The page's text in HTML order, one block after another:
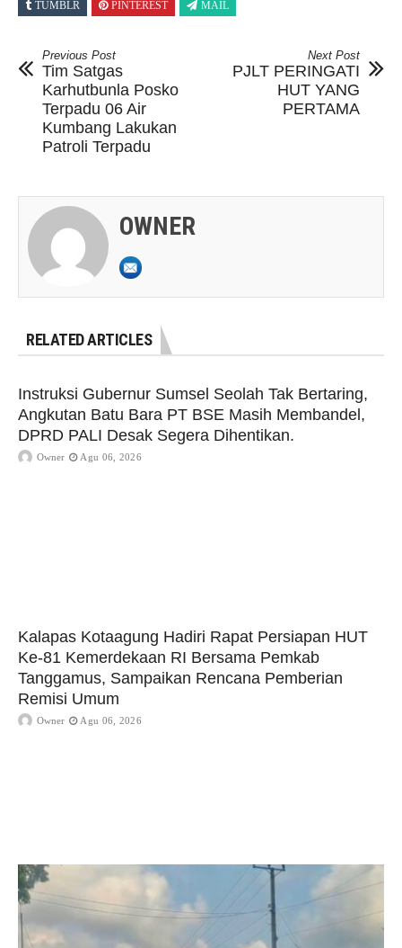
TUMBLR PINTEREST MAIL
Previous Post
Tim Satgas
Karhutbunla Posko
Terpadu 06 Air
Kumbang Lakukan
Patroli Terpadu
Next Post
PJLT PERINGATI
HUT YANG
PERTAMA
OWNER
RELATED ARTICLES
Instruksi Gubernur Sumsel Seolah Tak Bertaring,
Angkutan Batu Bara PT BSE Masih Membandel,
DPRD PALI Desak Segera Dihentikan.
Owner Agu 06, 2026
Kalapas Kotaagung Hadiri Rapat Persiapan HUT
Ke-81 Kemerdekaan RI Bersama Pemkab
Tanggamus, Sampaikan Rencana Pemberian
Remisi Umum
Owner Agu 06, 2026